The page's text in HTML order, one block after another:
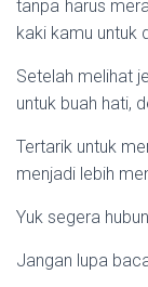
tanpa harus
kaki kamu untuk
Setelah melihat
untuk buah hati,
Tertarik untuk
menjadi lebih
Yuk segera
Jangan lupa